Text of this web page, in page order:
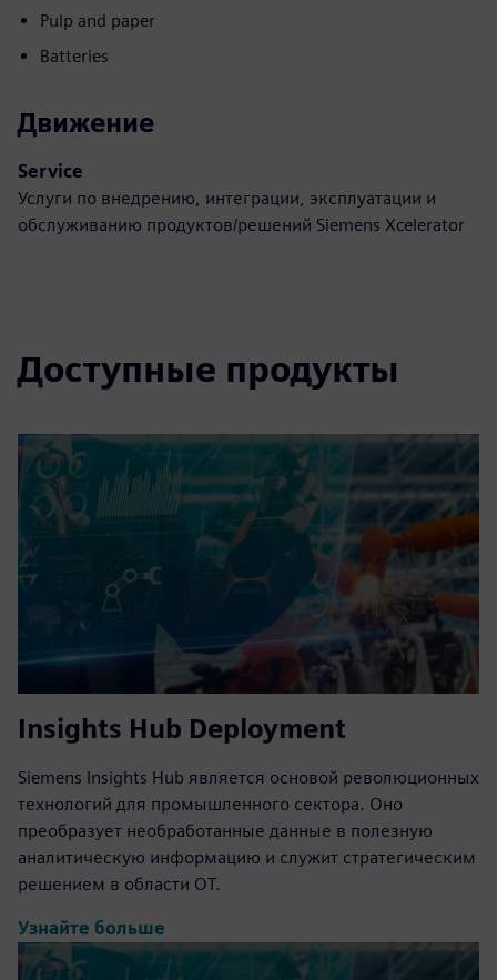
Pulp and paper
Batteries
Движение
Service
Услуги по внедрению, интеграции, эксплуатации и
обслуживанию продуктов/решений Siemens Xcelerator
Доступные продукты
Insights Hub Deployment
Siemens Insights Hub является основой революционных
технологий для промышленного сектора. Оно
преобразует необработанные данные в полезную
аналитическую информацию и служит стратегическим
решением в области OT.
Узнайте больше